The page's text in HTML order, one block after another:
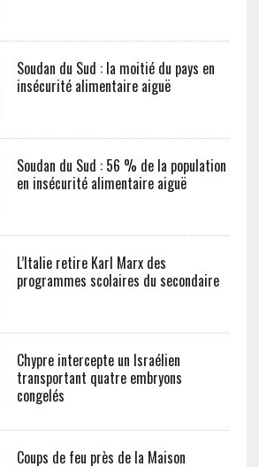
Soudan du Sud : la moitié du pays en
insécurité alimentaire aiguë
Soudan du Sud : 56 % de la population
en insécurité alimentaire aiguë
L’Italie retire Karl Marx des
programmes scolaires du secondaire
Chypre intercepte un Israélien
transportant quatre embryons
congelés
Coups de feu près de la Maison